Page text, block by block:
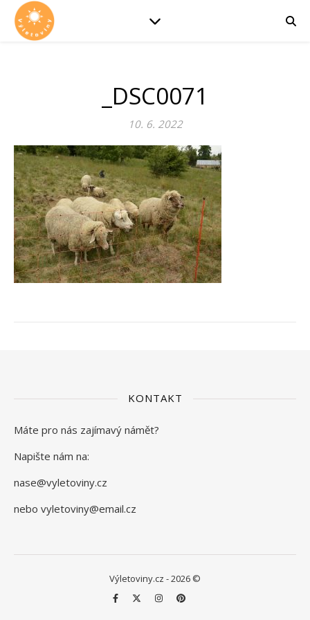
_DSC0071
10. 6. 2022
KONTAKT
Máte pro nás zajímavý námět?
Napište nám na:
nase@vyletoviny.cz
nebo vyletoviny@email.cz
Výletoviny.cz - 2026 ©